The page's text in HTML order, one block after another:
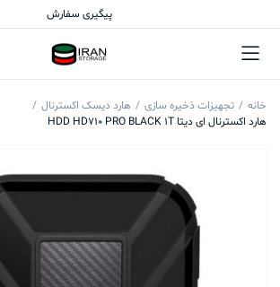
پیگیری سفارش
خانه تجهیزات ذخیره سازی
هارد دیسک اکسترنال
هارد اکسترنال ای دیتا HDD HD710 PRO BLACK 1T